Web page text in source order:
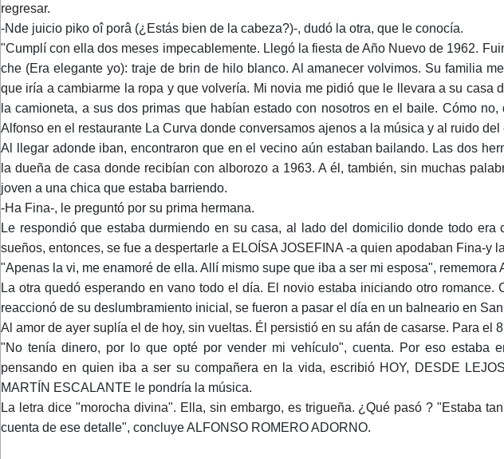
regresar.
-Nde juicio piko oî porâ (¿Estás bien de la cabeza?)-, dudó la otra, que le conocía.
"Cumplí con ella dos meses impecablemente. Llegó la fiesta de Año Nuevo de 1962.
che (Era elegante yo): traje de brin de hilo blanco. Al amanecer volvimos. Su familia
que iría a cambiarme la ropa y que volvería. Mi novia me pidió que le llevara a su casa
la camioneta, a sus dos primas que habían estado con nosotros en el baile. Cómo
Alfonso en el restaurante La Curva donde conversamos ajenos a la música y al ruido del
Al llegar adonde iban, encontraron que en el vecino aún estaban bailando. Las dos
la dueña de casa donde recibían con alborozo a 1963. A él, también, sin muchas
joven a una chica que estaba barriendo.
-Ha Fina-, le preguntó por su prima hermana.
Le respondió que estaba durmiendo en su casa, al lado del domicilio donde todo era
sueños, entonces, se fue a despertarle a ELOÍSA JOSEFINA -a quien apodaban Fina-y
"Apenas la vi, me enamoré de ella. Allí mismo supe que iba a ser mi esposa", rememora
La otra quedó esperando en vano todo el día. El novio estaba iniciando otro romance.
reaccionó de su deslumbramiento inicial, se fueron a pasar el día en un balneario en
Al amor de ayer suplía el de hoy, sin vueltas. Él persistió en su afán de casarse. Para el
"No tenía dinero, por lo que opté por vender mi vehículo", cuenta. Por eso estaba
pensando en quien iba a ser su compañera en la vida, escribió HOY, DESDE
MARTÍN ESCALANTE le pondría la música.
La letra dice "morocha divina". Ella, sin embargo, es trigueña. ¿Qué pasó ? "Estaba
cuenta de ese detalle", concluye ALFONSO ROMERO ADORNO.